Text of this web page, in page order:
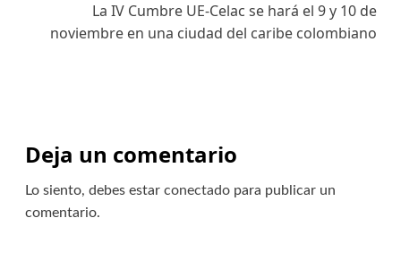
La IV Cumbre UE-Celac se hará el 9 y 10 de
noviembre en una ciudad del caribe colombiano
Deja un comentario
Lo siento, debes estar conectadopara publicar un
comentario.